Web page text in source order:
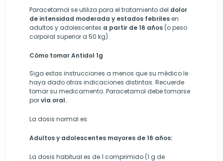
Paracetamol se utiliza para el tratamiento del dolor
de intensidad moderada y estados febrilesen
adultos y adolescentes a partir de 16 años (o peso
corporal superior a 50 kg).
Cómo tomar Antidol 1g
Siga estas instrucciones a menos que su médico le
haya dado otras indicaciones distintas. Recuerde
tomar su medicamento. Paracetamol debe tomarse
porvía oral.
La dosis normal es:
Adultos y adolescentes mayores de 16 años:
La dosis habitual es de 1 comprimido (1 g de